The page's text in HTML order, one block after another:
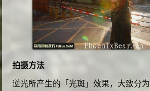
拍摄方法
逆光所产生的「光斑」效果，大致分